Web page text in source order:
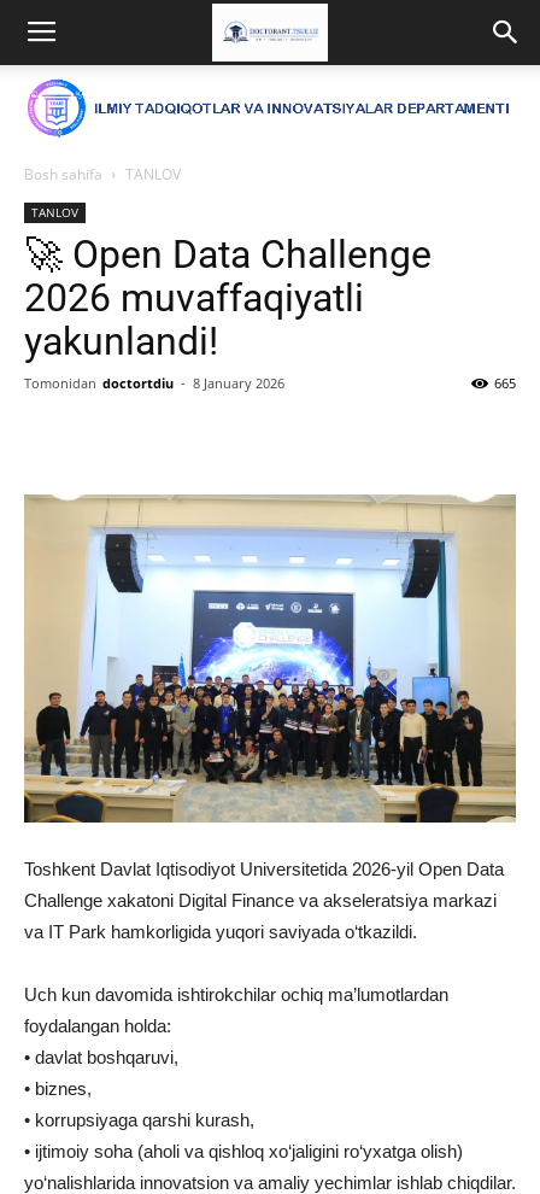
Bosh sahifa TANLOV
TANLOV
🚀 Open Data Challenge
2026 muvaffaqiyatli
yakunlandi!
Tomonidan doctortdiu - 8 January 2026 665
Toshkent Davlat Iqtisodiyot Universitetida 2026-yil Open Data
Challenge xakatoni Digital Finance va akseleratsiya markazi
va IT Park hamkorligida yuqori saviyada o‘tkazildi.
Uch kun davomida ishtirokchilar ochiq ma’lumotlardan
foydalangan holda:
• davlat boshqaruvi,
• biznes,
• korrupsiyaga qarshi kurash,
• ijtimoiy soha (aholi va qishloq xo‘jaligini ro‘yxatga olish)
yo‘nalishlarida innovatsion va amaliy yechimlar ishlab chiqdilar.